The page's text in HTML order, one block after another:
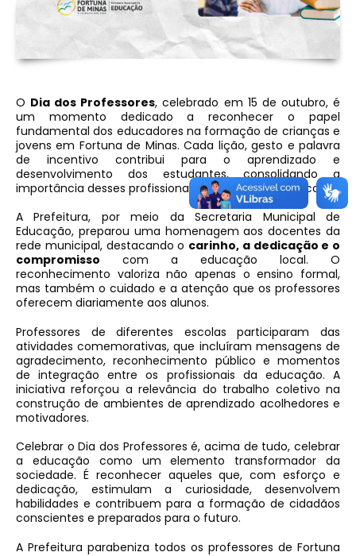
O Dia dos Professores, celebrado em 15 de outubro, é
um momento dedicado a reconhecer o papel
fundamental dos educadores na formação de crianças e
jovens em Fortuna de Minas. Cada lição, gesto e palavra
de incentivo contribui para o aprendizado e
desenvolvimento dos estudantes, consolidando a
importância desses profissionais na comunidade escolar.
A Prefeitura, por meio da Secretaria Municipal de
Educação, preparou uma homenagem aos docentes da
rede municipal, destacando o carinho, a dedicação e o
compromisso com a educação local. O
reconhecimento valoriza não apenas o ensino formal,
mas também o cuidado e a atenção que os professores
oferecem diariamente aos alunos.
Professores de diferentes escolas participaram das
atividades comemorativas, que incluíram mensagens de
agradecimento, reconhecimento público e momentos
de integração entre os profissionais da educação. A
iniciativa reforçou a relevância do trabalho coletivo na
construção de ambientes de aprendizado acolhedores e
motivadores.
Celebrar o Dia dos Professores é, acima de tudo, celebrar
a educação como um elemento transformador da
sociedade. É reconhecer aqueles que, com esforço e
dedicação, estimulam a curiosidade, desenvolvem
habilidades e contribuem para a formação de cidadãos
conscientes e preparados para o futuro.
A Prefeitura parabeniza todos os professores de Fortuna